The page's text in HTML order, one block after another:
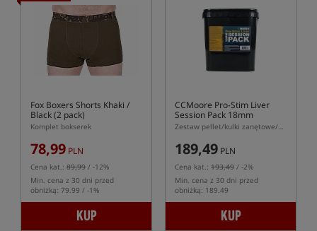
Fox Boxers Shorts Khaki /
Black (2 pack)
Komplet bokserek
78,99 PLN
Cena kat.: 89,99 / -12%
Min. cena z 30 dni przed
obniżką: 79.99 / -1%
KUP
CCMoore Pro-Stim Liver
Session Pack 18mm
Zestaw pellet/kulki zanętowe/przynęty na zasiadkę
189,49 PLN
Cena kat.: 193,49 / -2%
Min. cena z 30 dni przed
obniżką: 189.49
KUP